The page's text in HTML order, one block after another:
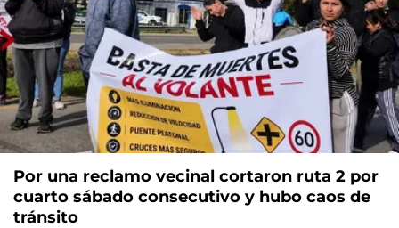
Por una reclamo vecinal cortaron ruta 2 por
cuarto sábado consecutivo y hubo caos de
tránsito